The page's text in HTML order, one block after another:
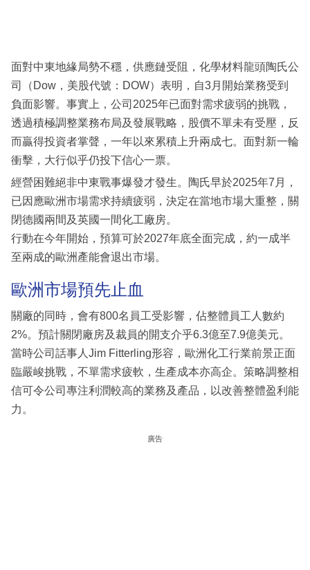
閱
專
區
面對中東地緣局勢不穩，供應鏈受阻，化學材料龍頭陶氏公
司（Dow，美股代號：DOW）表明，自3月開始業務受到
負面影響。事實上，公司2025年已面對需求疲弱的挑戰，
透過積極調整業務布局及發展戰略，股價不單未有受壓，反
而贏得投資者掌聲，一年以來累積上升兩成七。面對新一輪
衝擊，大行似乎仍投下信心一票。
經營困難絕非中東戰事爆發才發生。陶氏早於2025年7月，
已因應歐洲市場需求持續疲弱，決定在當地市場大重整，關
閉德國兩間及英國一間化工廠房。
行動在今年開始，預算可於2027年底全面完成，約一成半
至兩成的歐洲產能會退出市場。
歐洲市場預先止血
關廠的同時，會有800名員工受影響，佔整體員工人數約
2%。預計關閉廠房及裁員的開支介乎6.3億至7.9億美元。
當時公司話事人Jim Fitterling形容，歐洲化工行業前景正面
臨嚴峻挑戰，不單需求疲軟，生產成本亦高企。策略調整相
信可令公司專注利潤較高的業務及產品，以改善整體盈利能
力。
廣告